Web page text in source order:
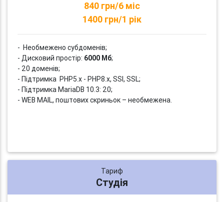
840 грн/6 міс
1400 грн/1 рік
- Необмежено субдоменів;
- Дисковий простір: 6000 Мб;
- 20 доменів;
- Підтримка PHP5.x - PHP8.x, SSI, SSL;
- Підтримка MariaDB 10.3: 20;
- WEB MAIL, поштових скриньок – необмежена.
Тариф
Студія